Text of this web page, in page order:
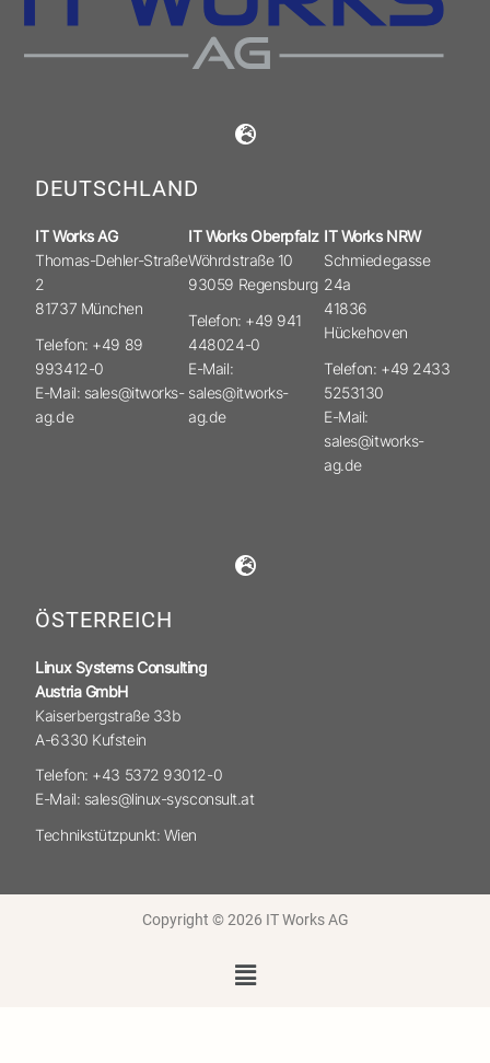
DEUTSCHLAND
IT Works AG
Thomas-Dehler-Straße
2
81737 München
Telefon: +49 89
993412-0
E-Mail: sales@itworks-
ag.de
IT Works Oberpfalz
Wöhrdstraße 10
93059 Regensburg
Telefon: +49 941
448024-0
E-Mail:
sales@itworks-
ag.de
IT Works NRW
Schmiedegasse
24a
41836
Hückehoven
Telefon: +49 2433
5253130
E-Mail:
sales@itworks-
ag.de
ÖSTERREICH
Linux Systems Consulting
Austria GmbH
Kaiserbergstraße 33b
A-6330 Kufstein
Telefon: +43 5372 93012-0
E-Mail: sales@linux-sysconsult.at
Technikstützpunkt: Wien
Copyright © 2026 IT Works AG
Menü